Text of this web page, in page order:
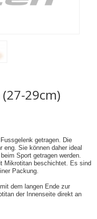
29cm)
getragen. Die
eng. Sie können daher ideal
Sport getragen werden.
Mikrotitan beschichtet. Es sind
Packung.
dem langen Ende zur
der Innenseite direkt an